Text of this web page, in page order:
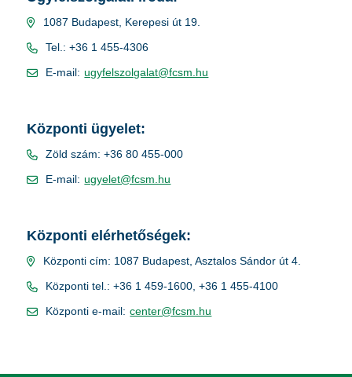
1087 Budapest, Kerepesi út 19.
Tel.: +36 1 455-4306
E-mail: ugyfelszolgalat@fcsm.hu
Központi ügyelet:
Zöld szám: +36 80 455-000
E-mail: ugyelet@fcsm.hu
Központi elérhetőségek:
Központi cím: 1087 Budapest, Asztalos Sándor út 4.
Központi tel.: +36 1 459-1600, +36 1 455-4100
Központi e-mail: center@fcsm.hu